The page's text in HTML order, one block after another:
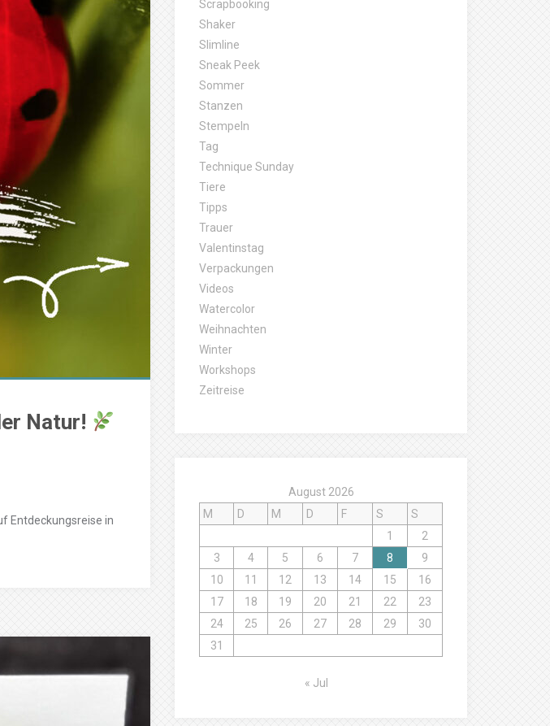
Natur!
Entdeckungsreise in
Scrapbooking
Shaker
Slimline
Sneak Peek
Sommer
Stanzen
Stempeln
Tag
Technique Sunday
Tiere
Tipps
Trauer
Valentinstag
Verpackungen
Videos
Watercolor
Weihnachten
Winter
Workshops
Zeitreise
August 2026
M
D M D F S
S
1
2
3
4 5 6 7 8
9
10
11 12 13 14 15
16
17
18 19 20 21 22
23
24
25 26 27 28 29
30
31
« Jul